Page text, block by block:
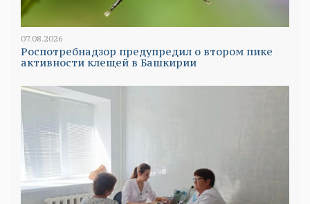
07.08.2026
Роспотребнадзор предупредил о втором пике
активности клещей в Башкирии